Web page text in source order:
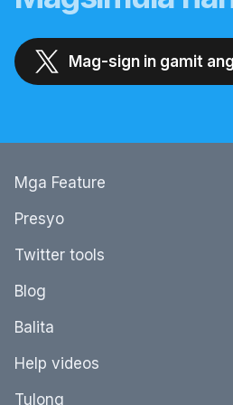
Mag-sign in gamit
Mga Feature
Presyo
Twitter tools
Blog
Balita
Help videos
Tulong